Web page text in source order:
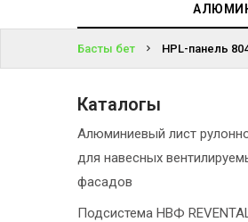
ПРОЕКТИРОВАНИЕ
Басты бет HPL-панель
Каталогы
Алюминиевый лист
для навесных
фасадов
Подсистема НВФ